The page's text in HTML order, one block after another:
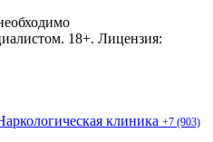
18+. Лицензия:
клиника +7 (903)